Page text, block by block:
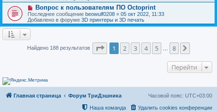
н
и
е
о
о
б
щ
е
Н
о
в
о
о
е
Вопрос к пользователям ПО Octoprint
Последнее сообщение beowulf0208 « 05 окт 2022, 11:33
Добавлено в форуме 3D принтеры и 3D печать
Найдено 188 результатов Страница1 из
1 2 3 4 5 8
Перейти
Главная страница Форум ТриДэшника Часовой пояс: UTC+03:00
Удалить cookies конференции
Наша команда